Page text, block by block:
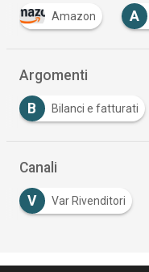
Amazon A
Argomenti
Bilanci e fatturati
Canali
V Var Rivenditori